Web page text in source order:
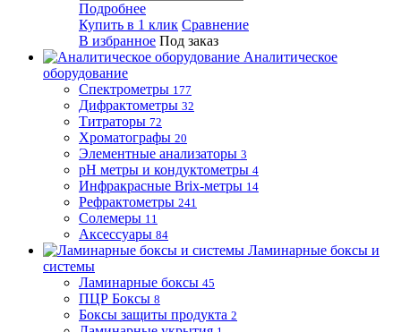
Подробнее
Купить в 1 клик Сравнение
В избранное Под заказ
Аналитическое
оборудование
Спектрометры 177
Дифрактометры 32
Титраторы 72
Хроматографы 20
Элементные анализаторы 3
pH метры и кондуктометры 4
Инфракрасные Brix-метры 14
Рефрактометры 241
Солемеры 11
Аксессуары 84
Ламинарные боксы и
системы
Ламинарные боксы 45
ПЦР Боксы 8
Боксы защиты продукта 2